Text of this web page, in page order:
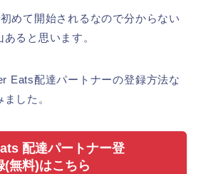
めて開始されるなので分からない
ると思います。
Eats配達パートナーの登録方法な
した。
配達パートナー登
(無料)はこちら